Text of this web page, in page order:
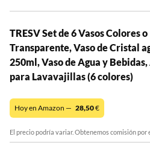
TRESV Set de 6 Vasos Colores o
Transparente, Vaso de Cristal
250ml, Vaso de Agua y
para Lavavajillas (6 colores)
Hoy en Amazon — 28,50€
El precio podría variar. Obtenemos comisión por